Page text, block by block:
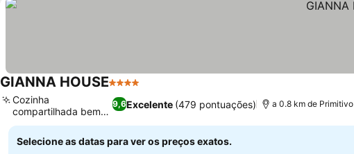
GIANNA HOUSE4 Estrelas
9,6Excelente (479 pontuações)
Cozinha
compartilhada bem
equipada
a 0.8 km de Primitivo
Selecione as datas para ver os preços exatos.